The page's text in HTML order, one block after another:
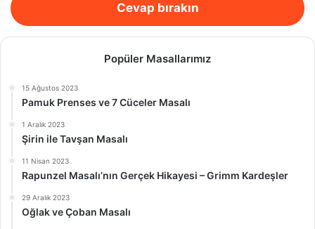
Cevap bırakın
Popüler Masallarımız
15 Ağustos 2023
Pamuk Prenses ve 7 Cüceler Masalı
1 Aralık 2023
Şirin ile Tavşan Masalı
11 Nisan 2023
Rapunzel Masalı’nın Gerçek Hikayesi – Grimm Kardeşler
29 Aralık 2023
Oğlak ve Çoban Masalı